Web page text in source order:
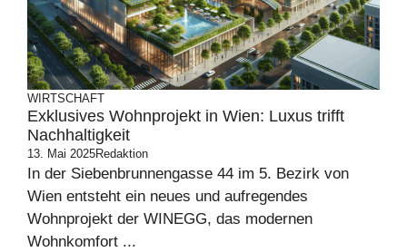
WIRTSCHAFT
Exklusives Wohnprojekt in Wien: Luxus trifft
Nachhaltigkeit
13. Mai 2025Redaktion
In der Siebenbrunnengasse 44 im 5. Bezirk von
Wien entsteht ein neues und aufregendes
Wohnprojekt der WINEGG, das modernen
Wohnkomfort ...